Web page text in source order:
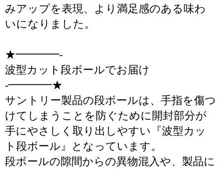
みアップを表現、より満足感のある味わ
いになりました。
★━━━━-
波型カット段ボールでお届け
-━━━━★
サントリー製品の段ボールは、手指を傷つ
けてしまうことを防ぐために開封部分が
手にやさしく取り出しやすい『波型カッ
ト段ボール』となっています。
段ボールの隙間からの異物混入や、製品に